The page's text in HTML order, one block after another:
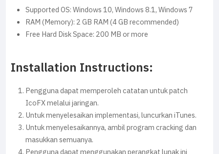
Supported OS: Windows 10, Windows 8.1, Windows 7
RAM (Memory): 2 GB RAM (4 GB recommended)
Free Hard Disk Space: 200 MB or more
Installation Instructions:
Pengguna dapat memperoleh catatan untuk patch
IcoFX melalui jaringan.
Untuk menyelesaikan implementasi, luncurkan iTunes.
Untuk menyelesaikannya, ambil program cracking dan
masukkan semuanya.